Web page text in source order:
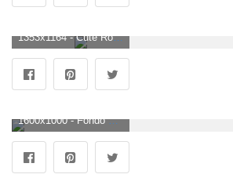
1353x1164 - Cute Romantic Couple Wallpaper | gkindle. Fondo de pantalla de parejas.
1600x1000 - Fondo de pantalla de pareja de dibujos animados de amor gratis, descargar imágenes prediseñadas gratuitas,. Fondo para computadora de parejas.